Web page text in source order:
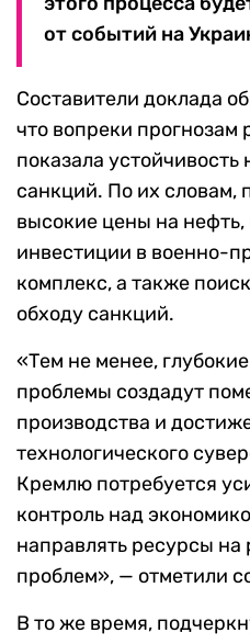
от событий на
Составители доклада
что вопреки прогнозам
показала
санкций. По их словам,
высокие цены на
инвестиции в военно-
комплекс, а также
обходу санкций.
«Тем не менее,
проблемы создадут
производства и
технологического
Кремлю потребуется
контроль над
направлять ресурсы
проблем», — отметили
В то же время,